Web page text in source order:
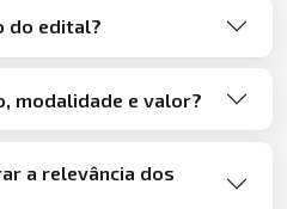
do edital?
modalidade e valor?
a relevância dos